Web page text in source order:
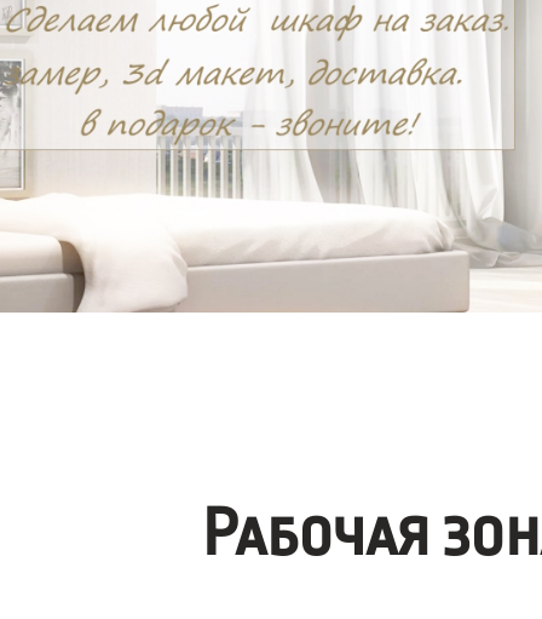
Рабочая